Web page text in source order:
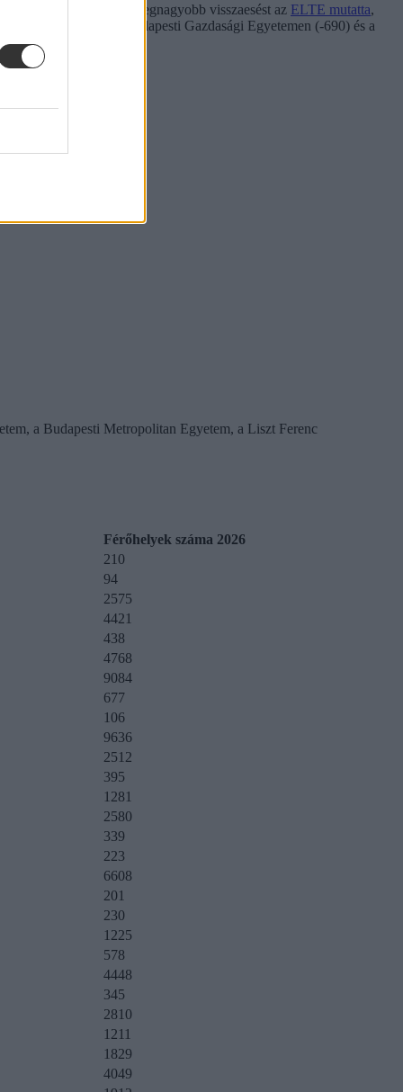
férőhelyek számát. A legnagyobb visszaesést az ELTE mutatta,
csökkenés volt a Budapesti Gazdasági Egyetemen (-690) és a
a Budapesti Metropolitan Egyetem, a Liszt Ferenc
Férőhelyek száma 2026
210
94
2575
4421
438
4768
9084
677
106
9636
2512
395
1281
2580
339
223
6608
201
230
1225
578
4448
345
2810
1211
1829
4049